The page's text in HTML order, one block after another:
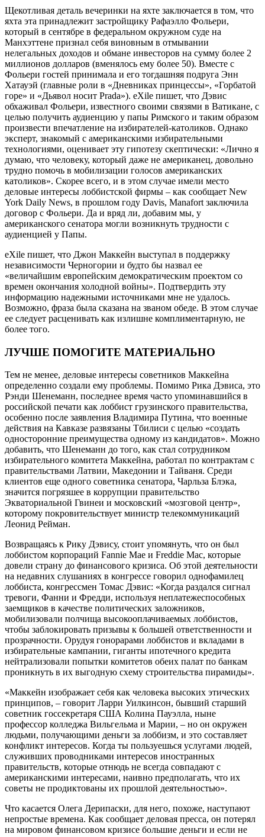
Щекотливая деталь вечеринки на яхте заключается в том, что
яхта эта принадлежит застройщику Рафаэлло Фольери,
который в сентябре в федеральном окружном суде на
Манхэттене признал себя виновным в отмывании
нелегальных доходов и обмане инвесторов на сумму более 2
миллионов долларов (вменялось ему более 50). Вместе с
Фольери гостей принимала и его тогдашняя подруга Энн
Хатауэй (главные роли в «Дневниках принцессы», «Горбатой
горе» и «Дьявол носит Prada»). eXile пишет, что Дэвис
обхаживал Фольери, известного своими связями в Ватикане, с
целью получить аудиенцию у папы Римского и таким образом
произвести впечатление на избирателей-католиков. Однако
эксперт, знакомый с американскими избирательными
технологиями, оценивает эту гипотезу скептически: «Лично я
думаю, что человеку, который даже не американец, довольно
трудно помочь в мобилизации голосов американских
католиков». Скорее всего, и в этом случае имели место
деловые интересы лоббистской фирмы – как сообщает New
York Daily News, в прошлом году Davis, Manafort заключила
договор с Фольери. Да и вряд ли, добавим мы, у
американского сенатора могли возникнуть трудности с
аудиенцией у Папы.
eXile пишет, что Джон Маккейн выступал в поддержку
независимости Черногории и будто бы назвал ее
«величайшим европейским демократическим проектом со
времен окончания холодной войны». Подтвердить эту
информацию надежными источниками мне не удалось.
Возможно, фраза была сказана на званом обеде. В этом случае
ее следует расценивать как излишне комплиментарную, не
более того.
ЛУЧШЕ ПОМОГИТЕ МАТЕРИАЛЬНО
Тем не менее, деловые интересы советников Маккейна
определенно создали ему проблемы. Помимо Рика Дэвиса, это
Рэнди Шенеманн, последнее время часто упоминавшийся в
российской печати как лоббист грузинского правительства,
особенно после заявления Владимира Путина, что военные
действия на Кавказе развязаны Тбилиси с целью «создать
односторонние преимущества одному из кандидатов». Можно
добавить, что Шенеманн до того, как стал сотрудником
избирательного комитета Маккейна, работал по контрактам с
правительствами Латвии, Македонии и Тайваня. Среди
клиентов еще одного советника сенатора, Чарльза Блэка,
значится погрязшее в коррупции правительство
Экваториальной Гвинеи и московский «мозговой центр»,
которому покровительствует министр телекоммуникаций
Леонид Рейман.
Возвращаясь к Рику Дэвису, стоит упомянуть, что он был
лоббистом корпораций Fannie Mae и Freddie Mac, которые
довели страну до финансового кризиса. Об этой деятельности
на недавних слушаниях в конгрессе говорил однофамилец
лоббиста, конгрессмен Томас Дэвис: «Когда раздался сигнал
тревоги, Фанни и Фредди, используя неплатежеспособных
заемщиков в качестве политических заложников,
мобилизовали полчища высокооплачиваемых лоббистов,
чтобы заблокировать призывы к большей ответственности и
прозрачности. Орудуя гонорарами лоббистов и вкладами в
избирательные кампании, гиганты ипотечного кредита
нейтрализовали попытки комитетов обеих палат по банкам
проникнуть в их выгодную схему строительства пирамиды».
«Маккейн изображает себя как человека высоких этических
принципов, – говорит Ларри Уилкинсон, бывший старший
советник госсекретаря США Колина Пауэлла, ныне
профессор колледжа Вильгельма и Марии, – но он окружен
людьми, получающими деньги за лоббизм, и это составляет
конфликт интересов. Когда ты пользуешься услугами людей,
служивших проводниками интересов иностранных
правительств, которые отнюдь не всегда совпадают с
американскими интересами, наивно предполагать, что их
советы не продиктованы их прошлой деятельностью».
Что касается Олега Дерипаски, для него, похоже, наступают
непростые времена. Как сообщает деловая пресса, он потерял
на мировом финансовом кризисе большие деньги и если не